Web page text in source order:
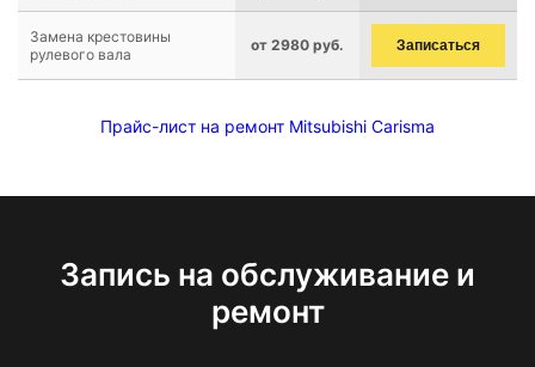
Замена крестовины
рулевого вала
от 2980 руб. Записаться
Прайс-лист на ремонт Mitsubishi Carisma
Запись на обслуживание и
ремонт